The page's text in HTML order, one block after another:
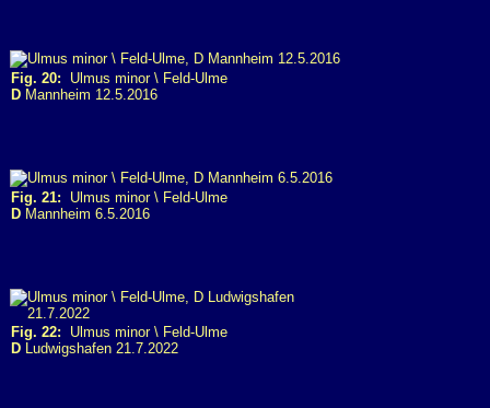
Fig. 20: Ulmus minor \ Feld-Ulme
D Mannheim 12.5.2016
Fig. 21: Ulmus minor \ Feld-Ulme
D Mannheim 6.5.2016
Fig. 22: Ulmus minor \ Feld-Ulme
D Ludwigshafen 21.7.2022